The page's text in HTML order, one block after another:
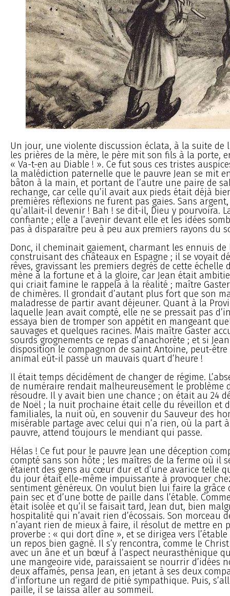
Un jour, une violente discussion éclata, à la suite de
les prières de la mère, le père mit son fils à la porte,
« Va-t-en au Diable ! ». Ce fut sous ces tristes
la malédiction paternelle que le pauvre Jean se mit
bâton à la main, et portant de l’autre une paire de
rechange, car celle qu’il avait aux pieds était déjà
premières réflexions ne furent pas gaies. Sans
qu’allait-il devenir ! Bah ! se dit-il, Dieu y pourvoira.
confiante ; elle a l’avenir devant elle et les idées
pas à disparaître peu à peu aux premiers rayons du
Donc, il cheminait gaiement, charmant les ennuis de
construisant des châteaux en Espagne ; il se voyait
rêves, gravissant les premiers degrés de cette échelle
mène à la fortune et à la gloire, car Jean était
qui criait famine le rappela à la réalité ; maître
de chimères. Il grondait d’autant plus fort que son
maladresse de partir avant déjeuner. Quant à la
laquelle Jean avait compté, elle ne se pressait pas
essaya bien de tromper son appétit en mangeant
sauvages et quelques racines. Mais maître Gaster
sourds grognements ce repas d’anachorète ; et si
disposition le compagnon de saint Antoine, peut-être
animal eût-il passé un mauvais quart d’heure !
Il était temps décidément de changer de régime.
de numéraire rendait malheureusement le problème
résoudre. Il y avait bien une chance ; on était au 24
de Noël ; la nuit prochaine était celle du réveillon et
familiales, la nuit où, en souvenir du Sauveur des
misérable partage avec celui qui n’a rien, où la part
pauvre, attend toujours le mendiant qui passe.
Hélas ! Ce fut pour le pauvre Jean une déception
compté sans son hôte ; les maîtres de la ferme où il
étaient des gens au cœur dur et d’une avarice telle
du jour était elle-même impuissante à provoquer
sentiment généreux. On voulut bien lui faire la grâce
pain sec et d’une botte de paille dans l’étable.
était isolée et qu’il se faisait tard, Jean dut, bien
hospitalité qui n’avait rien d’écossais. Son morceau
n’ayant rien de mieux à faire, il résolut de mettre en
proverbe : « qui dort dîne », et se dirigea vers
un repos bien gagné. Il s’y rencontra, comme le
avec un âne et un bœuf à l’aspect neurasthénique
une mangeoire vide, paraissaient se nourrir d’idées
deux affamés, pensa Jean, en jetant à ses deux
d’infortune un regard de pitié sympathique. Puis,
paille, il se laissa aller au sommeil.